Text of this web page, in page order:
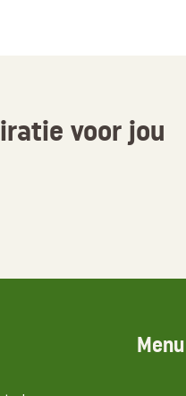
voor jou
Menu